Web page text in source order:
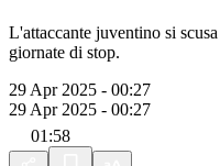
L'attaccante juventino si
giornate di stop.
29 Apr 2025 - 00:27
29 Apr 2025 - 00:27
01:58